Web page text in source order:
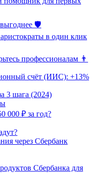
🛡️
в один клик
профессионалам 👨
счёт (ИИС): +13%
3 шага (2024)
000 ₽ за год?
через Сбербанк
Сбербанка для